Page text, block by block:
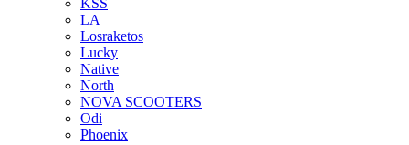
KSS
LA
Losraketos
Lucky
Native
North
NOVA SCOOTERS
Odi
Phoenix